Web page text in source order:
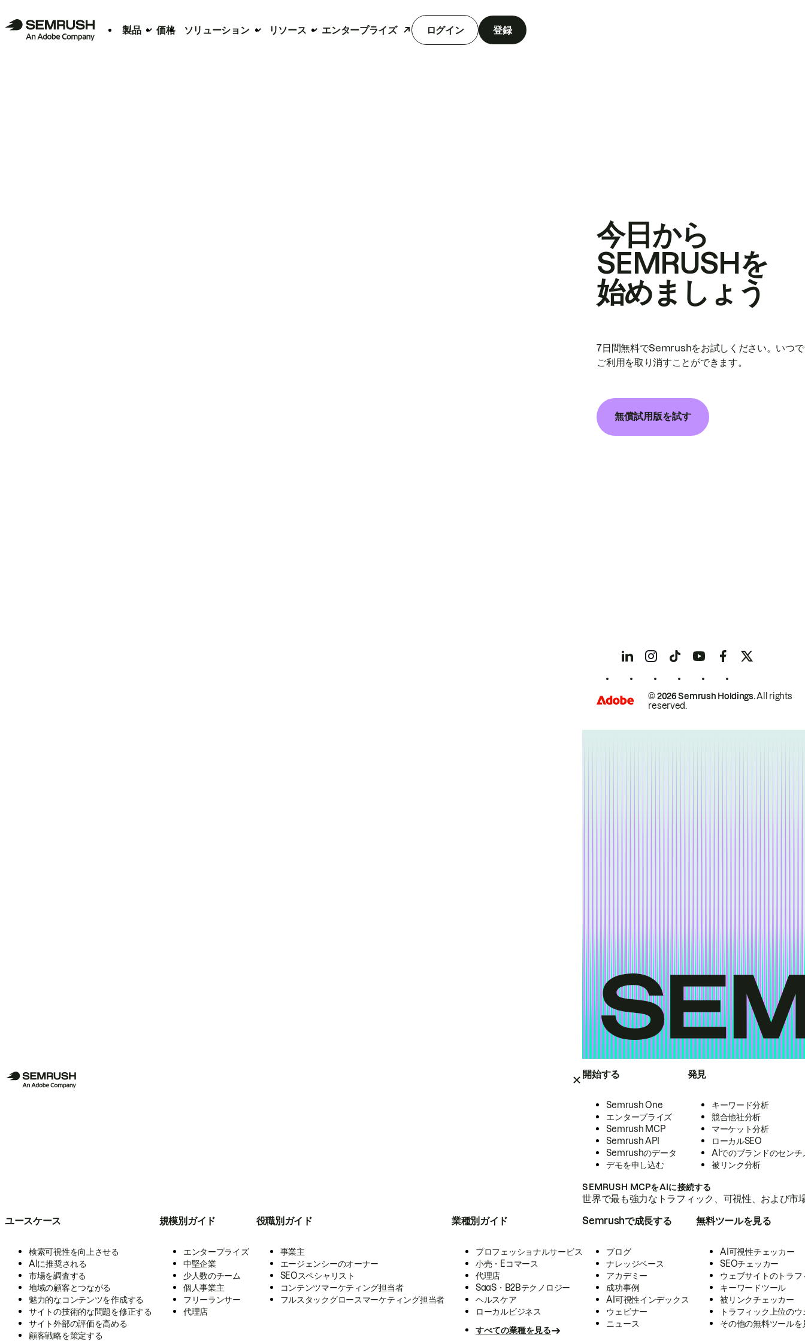
製品 価格 ソリューション リソース エンタープライズ ログイン 登録
開始する
Semrush One
エンタープライズ
Semrush MCP
Semrush API
Semrushのデータ
デモを申し込む
発見
キーワード分析
競合他社分析
マーケット分析
ローカルSEO
AIでのブランドのセンチ
被リンク分析
SEMRUSH MCPをAIに接続する
世界で最も強力なトラフィック、可視性、および
ユースケース
検索可視性を向上させる
AIに推奨される
市場を調査する
地域の顧客とつながる
魅力的なコンテンツを作成する
サイトの技術的な問題を修正する
サイト外部の評価を高める
顧客戦略を策定する
規模別ガイド
エンタープライズ
中堅企業
少人数のチーム
個人事業主
フリーランサー
代理店
役職別ガイド
事業主
エージェンシーのオーナー
SEOスペシャリスト
コンテンツマーケティング担当者
フルスタックグロースマーケティング担当者
業種別ガイド
プロフェッショナルサービス
小売・Eコマース
代理店
SaaS・B2Bテクノロジー
ヘルスケア
ローカルビジネス
すべての業種を見る
Semrushで成長する
ブログ
ナレッジベース
アカデミー
成功事例
AI可視性インデックス
ウェビナー
ニュース
無料ツールを見る
AI可視性チェッカー
SEOチェッカー
ウェブサイトのトラ
キーワードツール
被リンクチェッカー
トラフィック上位の
その他の無料ツールを
今日から
SEMRUSHを
始めましょう
7日間無料でSemrushをお試しください。いつ
ご利用を取り消すことができます。
無償試用版を試す
© 2026 Semrush Holdings.All rights
reserved.